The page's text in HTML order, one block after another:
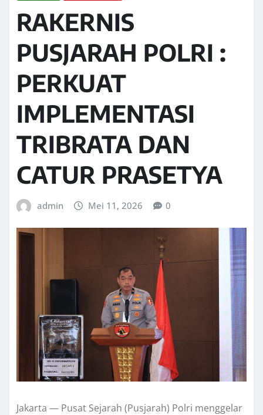
RAKERNIS
PUSJARAH POLRI :
PERKUAT
IMPLEMENTASI
TRIBRATA DAN
CATUR PRASETYA
admin Mei 11, 2026 0
Jakarta — Pusat Sejarah (Pusjarah) Polri menggelar